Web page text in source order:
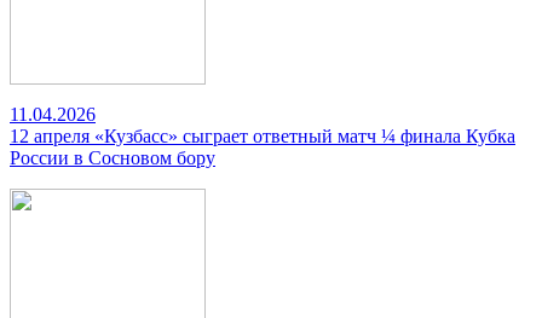
11.04.2026
12 апреля «Кузбасс» сыграет ответный матч ¼ финала Кубка
России в Сосновом бору